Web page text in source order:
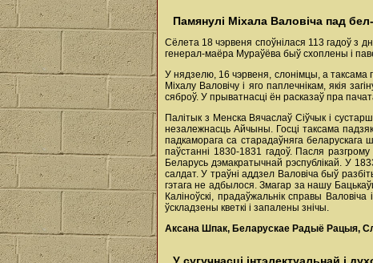
Памянулі Міхала Валовіча пад
Сёлета 18 чэрвеня споўнілася 113 гадоў з
генерал-маёра Мураўёва быў схоплены і
У нядзелю, 16 чэрвеня, слонімцы, а таксама
Міхалу Валовічу і яго паплечнікам, якія
сяброў. У прыватнасці ён расказаў пра
Палітык з Менска Вячаслаў Сіўчык і
незалежнасць Айчыны. Госці таксама
падкаморага са старадаўняга беларускага
паўстанні 1830-1831 гадоў. Пасля
Беларусь дэмакратычнай рэспублікай. У
салдат. У траўні аддзел Валовіча быў
гэтага не адбылося. Змагар за нашу
Каліноўскі, прадаўжальнік справы
ўскладзены кветкі і запалены знічы.
Аксана Шпак, Беларускае Радыё Рацыя,